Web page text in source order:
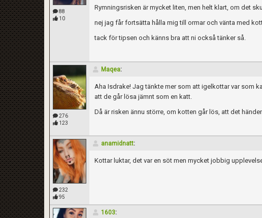
88
10
Rymningsrisken är mycket liten, men helt klart, om det
nej jag får fortsätta hålla mig till ormar och vänta med
tack för tipsen och känns bra att ni också tänker så.
276
123
Maqea:
Aha Isdrake! Jag tänkte mer som att igelkottar var som
att de går lösa jämnt som en katt.
Då är risken ännu större, om kotten går lös, att det
232
95
anamidnatt:
Kottar luktar, det var en söt men mycket jobbig
1603: